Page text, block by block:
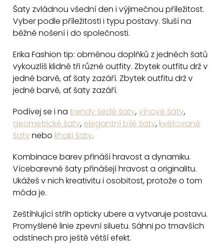
l
á
a
c
í
p
r
v
k
v
ý
p
s
u
Šaty zvládnou všední den i výjimečnou příležitost.
Vyber podle příležitosti i typu postavy. Sluší na
běžné nošení i do společnosti.
Erika Fashion tip: obměnou doplňků z jedněch šatů
vykouzlíš klidně tři různé outfity. Zbytek outfitu drž v
jedné barvě, ať šaty zazáří. Zbytek outfitu drž v
jedné barvě, ať šaty zazáří.
Podívej se i na trendy šedé šaty,vínové šaty,
geometrické šaty, elegantní bílé šaty, květované
šatynebo khaki šaty.
Kombinace barev přináší hravost a dynamiku.
Vícebarevné šaty přinášejí hravost a originalitu.
Ukážeš v nich kreativitu i osobitost, protože o tom
móda je.
Zeštíhlující střih opticky ubere a vytvaruje postavu.
Promyšlené linie zpevní siluetu. Sáhni po tmavších
odstínech pro ještě větší efekt.